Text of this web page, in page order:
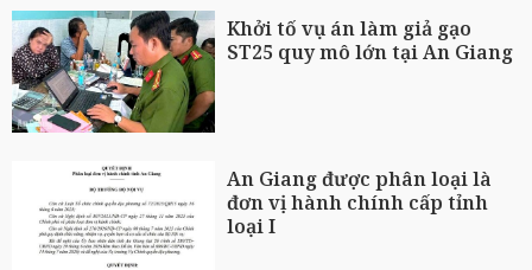
Khởi tố vụ án làm giả gạo
ST25 quy mô lớn tại An Giang
An Giang được phân loại là
đơn vị hành chính cấp tỉnh
loại I